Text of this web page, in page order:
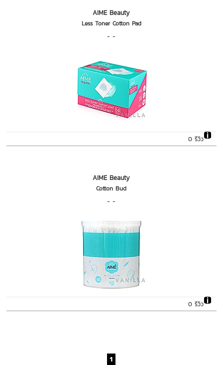
AIME Beauty
Less Toner Cotton Pad
- -
0 รีวิว
AIME Beauty
Cotton Bud
- -
0 รีวิว
1